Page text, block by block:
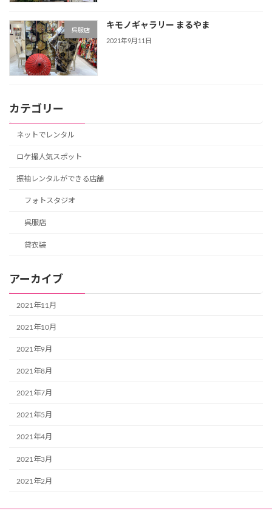
呉服店
キモノギャラリー まるやま
2021年9月11日
カテゴリー
ネットでレンタル
ロケ撮人気スポット
振袖レンタルができる店舗
フォトスタジオ
呉服店
貸衣装
アーカイブ
2021年11月
2021年10月
2021年9月
2021年8月
2021年7月
2021年5月
2021年4月
2021年3月
2021年2月